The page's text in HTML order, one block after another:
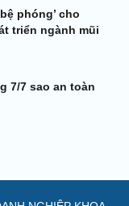
phóng’ cho
triển ngành mũi
7/7 sao an toàn